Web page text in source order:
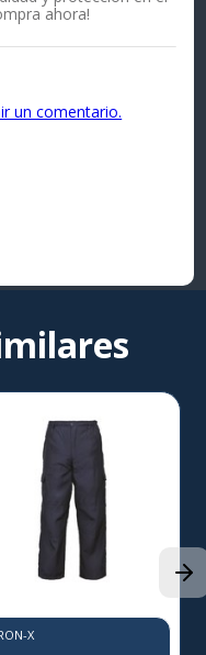
ahora!
un comentario.
X